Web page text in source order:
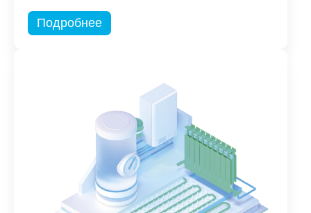
Подробнее